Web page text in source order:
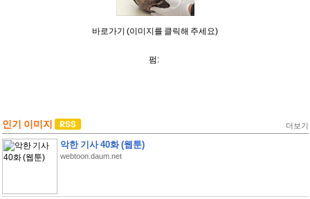
바로가기 (이미지를 클릭해 주세요)
펌:
인기 이미지 더보기
악한 기사 40화 (웹툰)
webtoon.daum.net